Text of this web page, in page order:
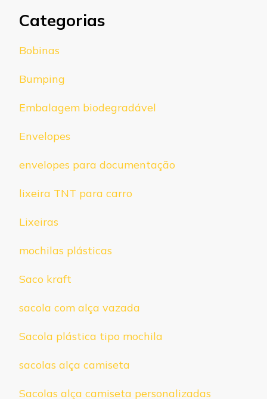
Categorias
Bobinas
Bumping
Embalagem biodegradável
Envelopes
envelopes para documentação
lixeira TNT para carro
Lixeiras
mochilas plásticas
Saco kraft
sacola com alça vazada
Sacola plástica tipo mochila
sacolas alça camiseta
Sacolas alça camiseta personalizadas